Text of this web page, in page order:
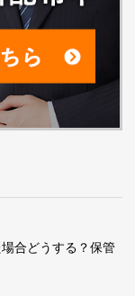
合どうする？保管